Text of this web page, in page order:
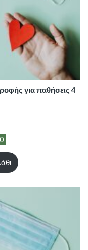
για παθήσεις 4